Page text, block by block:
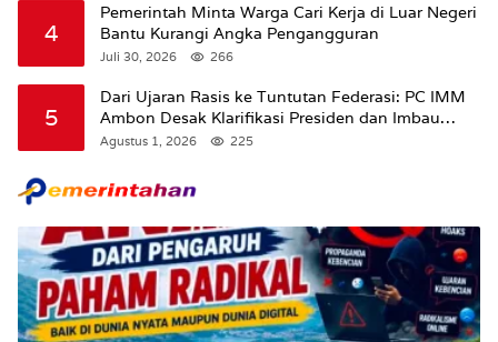
4
Pemerintah Minta Warga Cari Kerja di Luar Negeri
Bantu Kurangi Angka Pengangguran
Juli 30, 2026 266
5
Dari Ujaran Rasis ke Tuntutan Federasi: PC IMM
Ambon Desak Klarifikasi Presiden dan Imbau
Tunda Pengibaran Bendera Merah Putih Di
Agustus 1, 2026 225